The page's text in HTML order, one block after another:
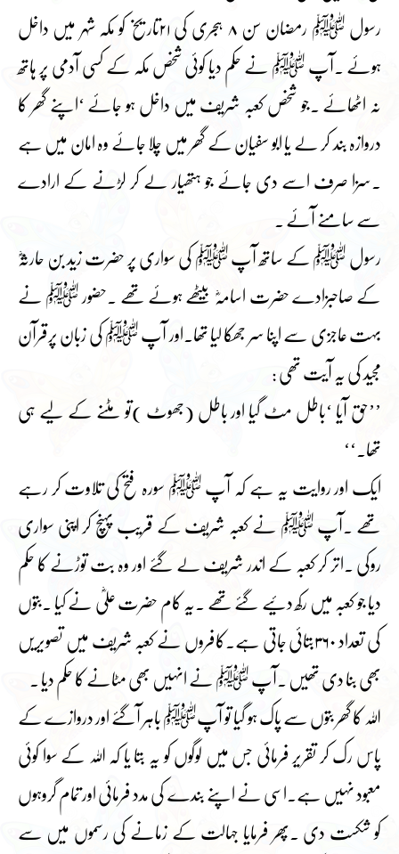
رسول ﷺ رمضان سن ۸ ہجری کی ۲۱تاریخ کو مکہ شہر میں داخل
ہوئے ۔آپ ﷺ نے حکم دیا کوئی شخص مکہ کے کسی آدمی پر ہاتھ
نہ اٹھائے ۔جو شخص کعبہ شریف میں داخل ہو جائے ‘اپنے گھر کا
دروازہ بند کر لے یا ابو سفیان کے گھر میں چلا جائے وہ امان میں ہے
۔سزا صرف اسے دی جائے جو ہتھیار لے کر لڑنے کے ارادے
سے سامنے آئے ۔
رسول ﷺ کے ساتھ آپ ﷺ کی سواری پر حضرت زید بن حارثہؓ
کے صاحبزادے حضرت اسامہؓ بیٹھے ہوئے تھے ۔حضور ﷺ نے
بہت عاجزی سے اپنا سر جھکا لیا تھا۔اور آپ ﷺ کی زبان پرقرآن
مجید کی یہ آیت تھی :
’’حق آیا ‘باطل مٹ گیا اور باطل (جھوٹ )تو مٹنے کے لیے ہی
تھا۔‘‘
ایک اور روایت یہ ہے کہ آپ ﷺ سورہ فتح کی تلاوت کر رہے
تھے ۔آپ ﷺ نے کعبہ شریف کے قریب پہنچ کر اپنی سواری
روکی ۔اتر کر کعبہ کے اندر شریف لے گئے اور وہ بت توڑنے کا حکم
دیا جو کعبہ میں رکھ دئیے گئے تھے ۔یہ کام حضرت علیؓ نے کیا ۔بتوں
کی تعداد ۳۶۰بتائی جاتی ہے۔کافروں نے کعبہ شریف میں تصویریں
بھی بنا دی تھیں ۔آپ ﷺ نے انہیں بھی مٹانے کا حکم دیا ۔
اللہ کا گھر بتوں سے پاک ہو گیا تو آپﷺ باہر آگئے اور دروازے کے
پاس رک کر تقریر فرمائی جس میں لوگوں کو یہ بتا یا کہ اللہ کے سوا کوئی
معبود نہیں ہے۔اسی نے اپنے بندے کی مدد فرمائی اور تمام گروہوں
کو شکست دی ۔پھر فرمایا جہالت کے زمانے کی رسموں میں سے